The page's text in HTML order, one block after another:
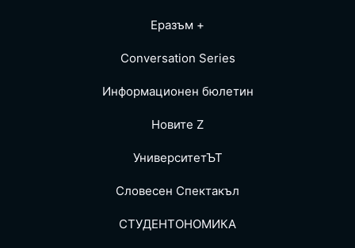
Еразъм +
Conversation Series
Информационен бюлетин
Новите Z
УниверситетЪТ
Словесен Спектакъл
СТУДЕНТОНОМИКА